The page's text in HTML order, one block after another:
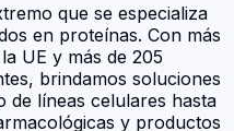
que se especializa
​​en proteínas. Con más
UE y más de 205
brindamos soluciones
de líneas celulares hasta
y productos